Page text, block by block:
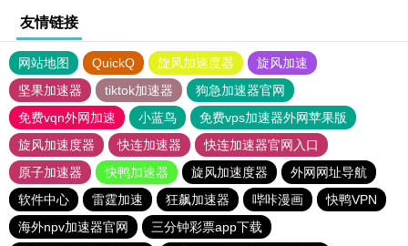
友情链接
网站地图 QuickQ 旋风加速度器
旋风加速
坚果加速器
tiktok加速器
狗急加速器官网
免费vqn外网加速
小蓝鸟
免费vps加速器外网苹果版
旋风加速度器
快连加速器
快连加速器官网入口
原子加速器
快鸭加速器 旋风加速度器
外网网址导航
软件中心
雷霆加速 狂飙加速器 哔咔漫画
快鸭VPN
海外npv加速器官网
三分钟彩票app下载